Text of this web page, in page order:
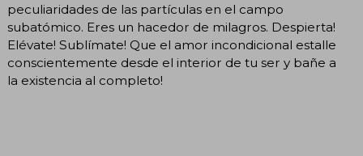
peculiaridades de las partículas en el campo
subatómico. Eres un hacedor de milagros. Despierta!
Elévate! Sublímate! Que el amor incondicional estalle
conscientemente desde el interior de tu ser y bañe a
la existencia al completo!